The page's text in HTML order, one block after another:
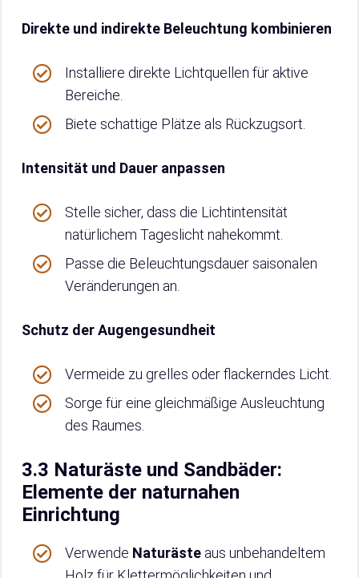
Direkte und indirekte Beleuchtung kombinieren
Installiere direkte Lichtquellen für aktive
Bereiche.
Biete schattige Plätze als Rückzugsort.
Intensität und Dauer anpassen
Stelle sicher, dass die Lichtintensität
natürlichem Tageslicht nahekommt.
Passe die Beleuchtungsdauer saisonalen
Veränderungen an.
Schutz der Augengesundheit
Vermeide zu grelles oder flackerndes Licht.
Sorge für eine gleichmäßige Ausleuchtung
des Raumes.
3.3 Naturäste und Sandbäder:
Elemente der naturnahen
Einrichtung
Verwende Naturäste aus unbehandeltem